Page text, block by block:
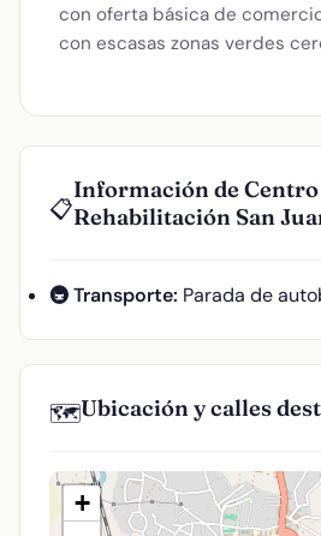
con oferta básica de
con escasas zonas verdes
📋
Información de Centro
Rehabilitación San
🚇 Transporte: Parada de
🗺️Ubicación y calles
+